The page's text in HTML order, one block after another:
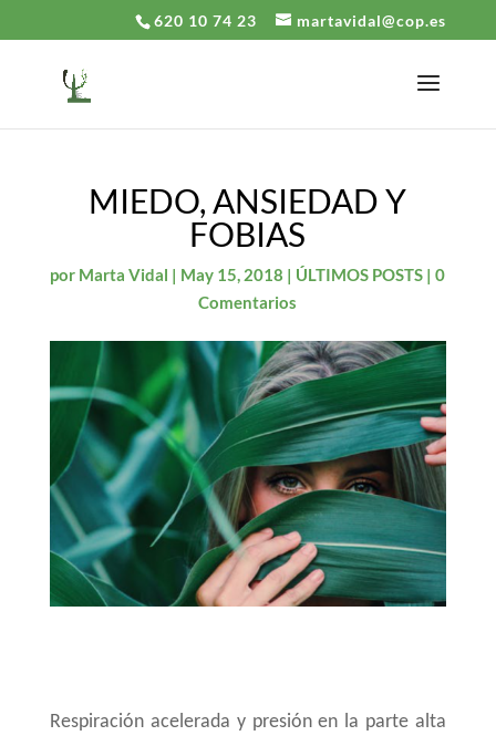
620 10 74 23 martavidal@cop.es
MIEDO, ANSIEDAD Y
FOBIAS
por Marta Vidal | May 15, 2018 | ÚLTIMOS POSTS |0
Comentarios
Respiración acelerada y presión en la parte alta